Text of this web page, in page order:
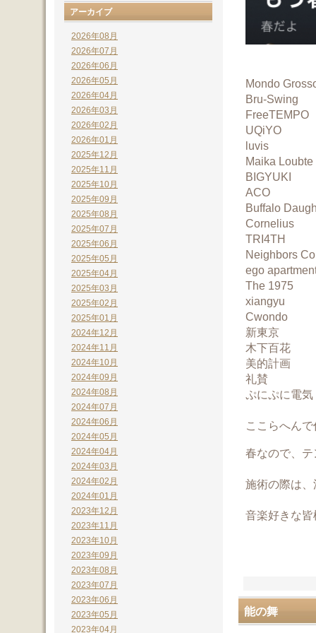
Mondo
Bru-Swing
FreeTEMPO
UQiYO
luvis
Maika Loubte
BIGYUKI
ACO
Buffalo
Cornelius
TRI4TH
Neighbors
ego
The 1975
xiangyu
Cwondo
新東京
木下百花
美的計画
礼賛
ぷにぷに電気
ここらへん
春なので、
施術の際は
音楽好きな
能の舞
アーカイブ
2026年08月
2026年07月
2026年06月
2026年05月
2026年04月
2026年03月
2026年02月
2026年01月
2025年12月
2025年11月
2025年10月
2025年09月
2025年08月
2025年07月
2025年06月
2025年05月
2025年04月
2025年03月
2025年02月
2025年01月
2024年12月
2024年11月
2024年10月
2024年09月
2024年08月
2024年07月
2024年06月
2024年05月
2024年04月
2024年03月
2024年02月
2024年01月
2023年12月
2023年11月
2023年10月
2023年09月
2023年08月
2023年07月
2023年06月
2023年05月
2023年04月